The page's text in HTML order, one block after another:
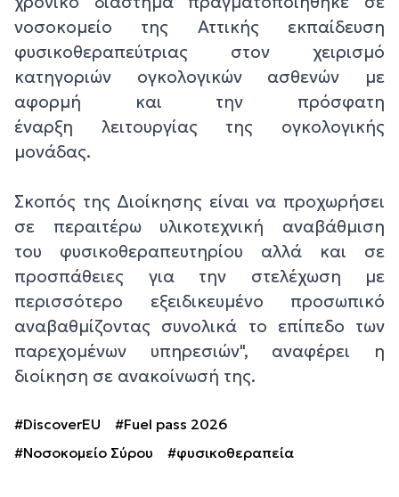
νοσοκομείο της Αττικής εκπαίδευση
φυσικοθεραπεύτριας στον χειρισμό
κατηγοριών ογκολογικών ασθενών με
αφορμή και την πρόσφατη
έναρξη λειτουργίας της ογκολογικής
μονάδας.
Σκοπός της Διοίκησης είναι να προχωρήσει
σε περαιτέρω υλικοτεχνική αναβάθμιση
του φυσικοθεραπευτηρίου αλλά και σε
προσπάθειες για την στελέχωση με
περισσότερο εξειδικευμένο προσωπικό
αναβαθμίζοντας συνολικά το επίπεδο των
παρεχομένων υπηρεσιών", αναφέρει η
διοίκηση σε ανακοίνωσή της.
#DiscoverEU
#Fuel pass 2026
#Νοσοκομείο Σύρου
#φυσικοθεραπεία